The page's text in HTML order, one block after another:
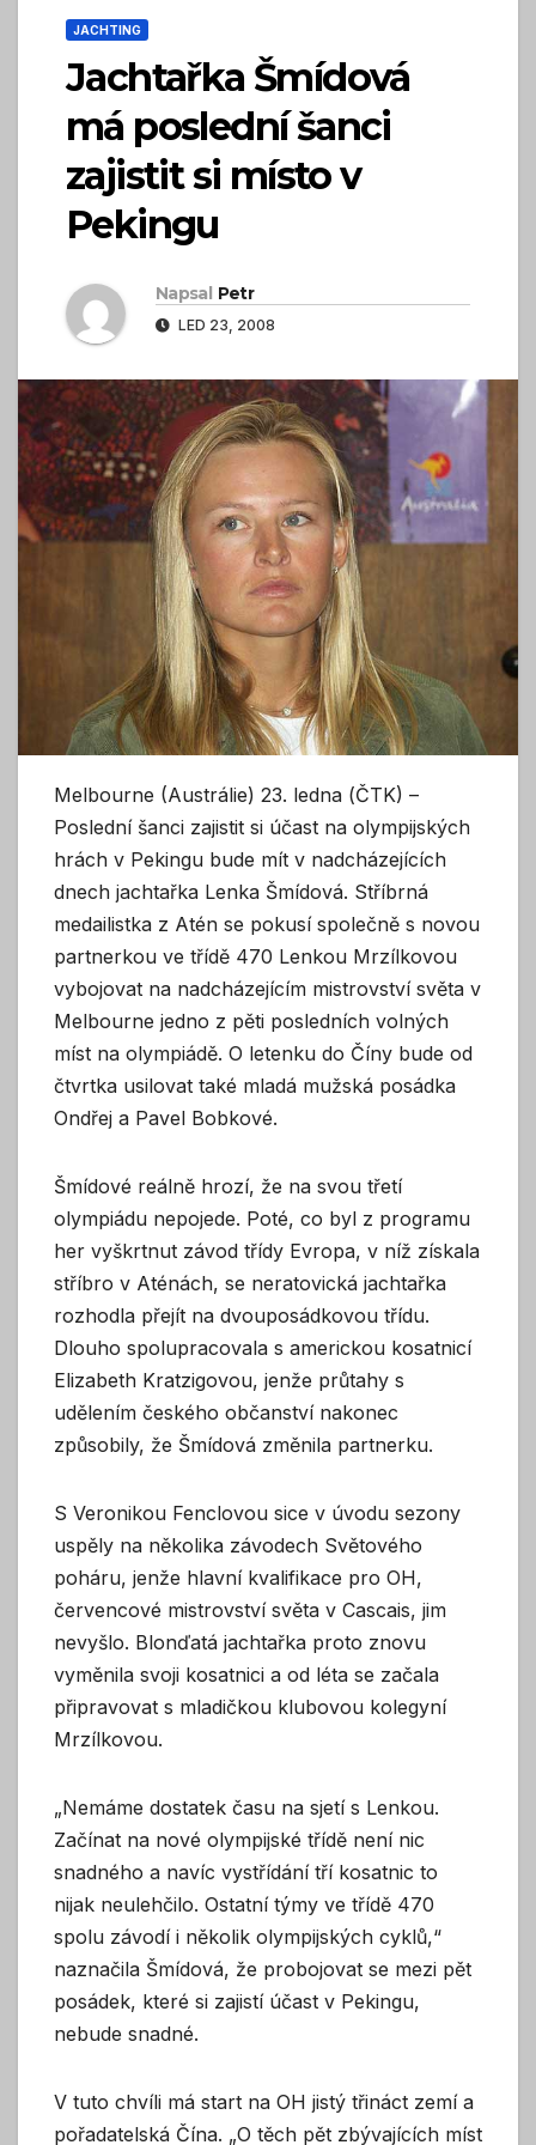
JACHTING
Jachtařka Šmídová
má poslední šanci
zajistit si místo v
Pekingu
Napsal Petr
LED 23, 2008
Melbourne (Austrálie) 23. ledna (ČTK) –
Poslední šanci zajistit si účast na olympijských
hrách v Pekingu bude mít v nadcházejících
dnech jachtařka Lenka Šmídová. Stříbrná
medailistka z Atén se pokusí společně s novou
partnerkou ve třídě 470 Lenkou Mrzílkovou
vybojovat na nadcházejícím mistrovství světa v
Melbourne jedno z pěti posledních volných
míst na olympiádě. O letenku do Číny bude od
čtvrtka usilovat také mladá mužská posádka
Ondřej a Pavel Bobkové.
Šmídové reálně hrozí, že na svou třetí
olympiádu nepojede. Poté, co byl z programu
her vyškrtnut závod třídy Evropa, v níž získala
stříbro v Aténách, se neratovická jachtařka
rozhodla přejít na dvouposádkovou třídu.
Dlouho spolupracovala s americkou kosatnicí
Elizabeth Kratzigovou, jenže průtahy s
udělením českého občanství nakonec
způsobily, že Šmídová změnila partnerku.
S Veronikou Fenclovou sice v úvodu sezony
uspěly na několika závodech Světového
poháru, jenže hlavní kvalifikace pro OH,
červencové mistrovství světa v Cascais, jim
nevyšlo. Blonďatá jachtařka proto znovu
vyměnila svoji kosatnici a od léta se začala
připravovat s mladičkou klubovou kolegyní
Mrzílkovou.
„Nemáme dostatek času na sjetí s Lenkou.
Začínat na nové olympijské třídě není nic
snadného a navíc vystřídání tří kosatnic to
nijak neulehčilo. Ostatní týmy ve třídě 470
spolu závodí i několik olympijských cyklů,“
naznačila Šmídová, že probojovat se mezi pět
posádek, které si zajistí účast v Pekingu,
nebude snadné.
V tuto chvíli má start na OH jistý třináct zemí a
pořadatelská Čína. „O těch pět zbývajících míst